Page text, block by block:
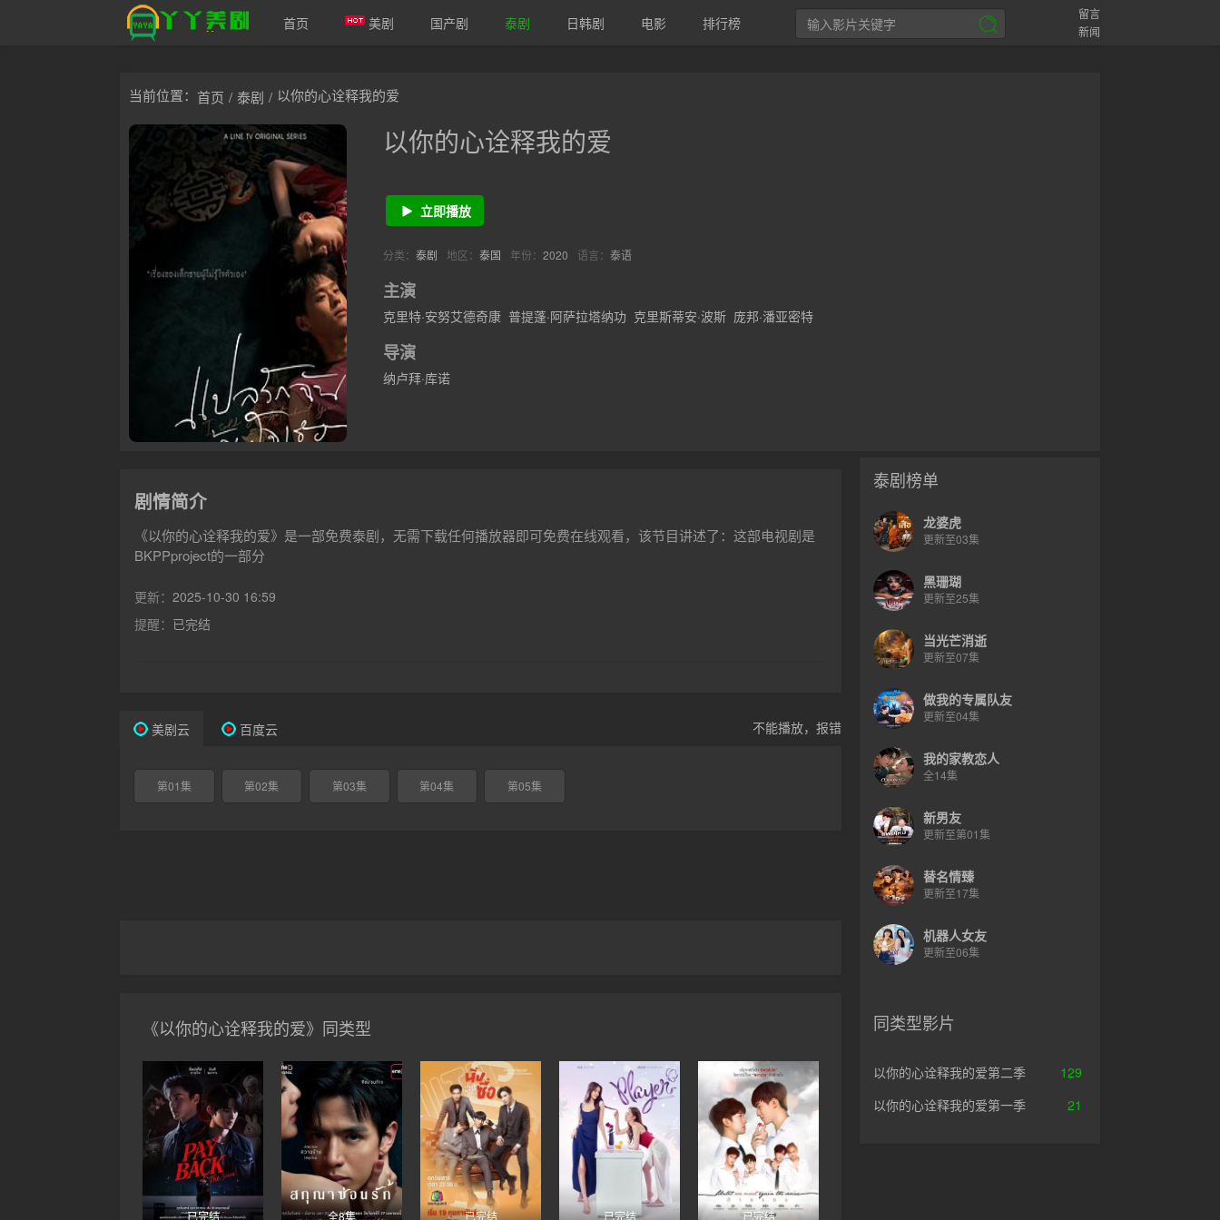
爱美剧
首页 美剧 国产剧 泰剧 日韩剧 电影 排行榜
留言
新闻
当前位置： 首页 / 泰剧 / 以你的心诠释我的爱
以你的心诠释我的爱
立即播放
分类： 泰剧 地区： 泰国 年份： 2020 语言： 泰语
主演
克里特·安努艾德奇康 普提蓬·阿萨拉塔纳功 克里斯蒂安·波斯 庞邦·潘亚密特
导演
纳卢拜·库诺
剧情简介
《以你的心诠释我的爱》是一部免费泰剧，无需下载任何播放器即可免费在线观看，该节目讲述了：这部电视剧是
BKPPproject的一部分
更新： 2025-10-30 16:59
提醒： 已完结
美剧云 百度云 不能播放，报错
第01集 第02集 第03集 第04集 第05集
《以你的心诠释我的爱》同类型
已完结 全8集 已完结 已完结 已完结
泰剧榜单
龙婆虎
更新至03集
黑珊瑚
更新至25集
当光芒消逝
更新至07集
做我的专属队友
更新至04集
我的家教恋人
全14集
新男友
更新至第01集
替名情臻
更新至17集
机器人女友
更新至06集
同类型影片
以你的心诠释我的爱第二季
129
以你的心诠释我的爱第一季
21